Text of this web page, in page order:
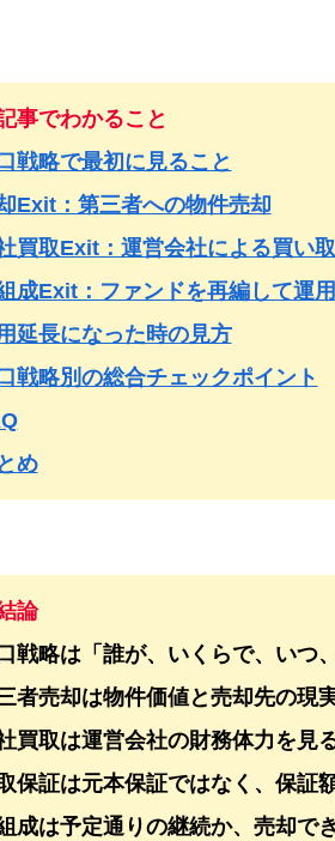
事でわかること
戦略で最初に見ること
Exit：第三者への物件売却
買取Exit：運営会社による買い
成Exit：ファンドを再編して運
延長になった時の見方
戦略別の総合チェックポイント
め
論
戦略は「誰が、いくらで、いつ
者売却は物件価値と売却先の現
買取は運営会社の財務体力を見
保証は元本保証ではなく、保証
成は予定通りの継続か、売却で